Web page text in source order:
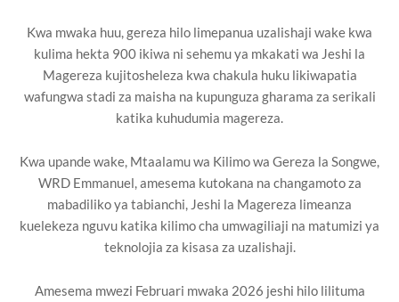
Kwa mwaka huu, gereza hilo limepanua uzalishaji wake kwa
kulima hekta 900 ikiwa ni sehemu ya mkakati wa Jeshi la
Magereza kujitosheleza kwa chakula huku likiwapatia
wafungwa stadi za maisha na kupunguza gharama za serikali
katika kuhudumia magereza.
Kwa upande wake, Mtaalamu wa Kilimo wa Gereza la Songwe,
WRD Emmanuel, amesema kutokana na changamoto za
mabadiliko ya tabianchi, Jeshi la Magereza limeanza
kuelekeza nguvu katika kilimo cha umwagiliaji na matumizi ya
teknolojia za kisasa za uzalishaji.
Amesema mwezi Februari mwaka 2026 jeshi hilo lilituma